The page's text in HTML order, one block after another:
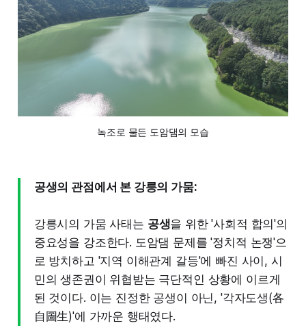
녹조로 물든 도암댐의 모습
공생의 관점에서 본 강릉의 가뭄:
강릉시의 가뭄 사태는 공생을 위한 '사회적 합의'의
중요성을 강조한다. 도암댐 문제를 '정치적 논쟁'으
로 방치하고 '지역 이해관계 갈등'에 빠진 사이, 시
민의 생존권이 위협받는 극단적인 상황에 이르게
된 것이다. 이는 진정한 공생이 아닌, '각자도생(各
自圖生)'에 가까운 행태였다.